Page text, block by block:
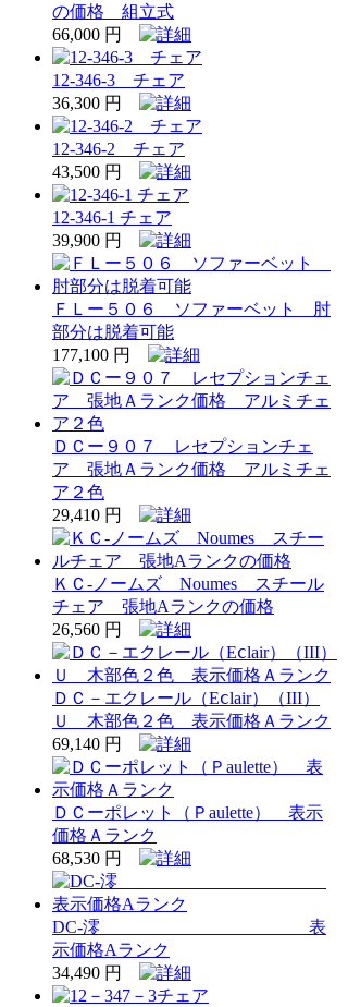
の価格 組立式
66,000 円
12-346-3 チェア
36,300 円
12-346-2 チェア
43,500 円
12-346-1 チェア
39,900 円
ＦＬー５０６ ソファーベット 肘
部分は脱着可能
177,100 円
ＤＣー９０７ レセプションチェ
ア 張地Ａランク価格 アルミチェ
ア２色
29,410 円
ＫＣ‐ノームズ Noumes スチール
チェア 張地Aランクの価格
26,560 円
ＤＣ－エクレール（Eⅽlair）（III）
Ｕ 木部色２色 表示価格Ａランク
69,140 円
ＤＣーポレット（Ｐaulette） 表示
価格Ａランク
68,530 円
DC-澪 表
示価格Aランク
34,490 円